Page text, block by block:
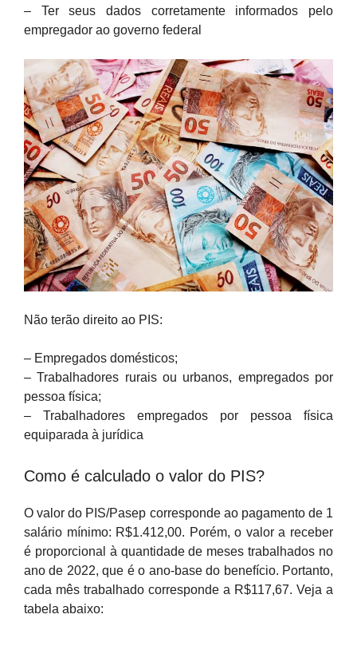
– Ter seus dados corretamente informados pelo
empregador ao governo federal
Não terão direito ao PIS:
– Empregados domésticos;
– Trabalhadores rurais ou urbanos, empregados por
pessoa física;
– Trabalhadores empregados por pessoa física
equiparada à jurídica
Como é calculado o valor do PIS?
O valor do PIS/Pasep corresponde ao pagamento de 1
salário mínimo: R$1.412,00. Porém, o valor a receber
é proporcional à quantidade de meses trabalhados no
ano de 2022, que é o ano-base do benefício. Portanto,
cada mês trabalhado corresponde a R$117,67. Veja a
tabela abaixo: